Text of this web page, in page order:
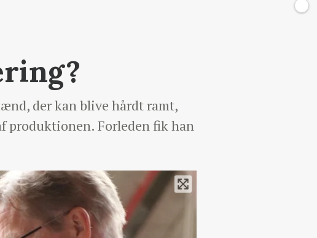
der kan blive hårdt ramt,
produktionen. Forleden fik han